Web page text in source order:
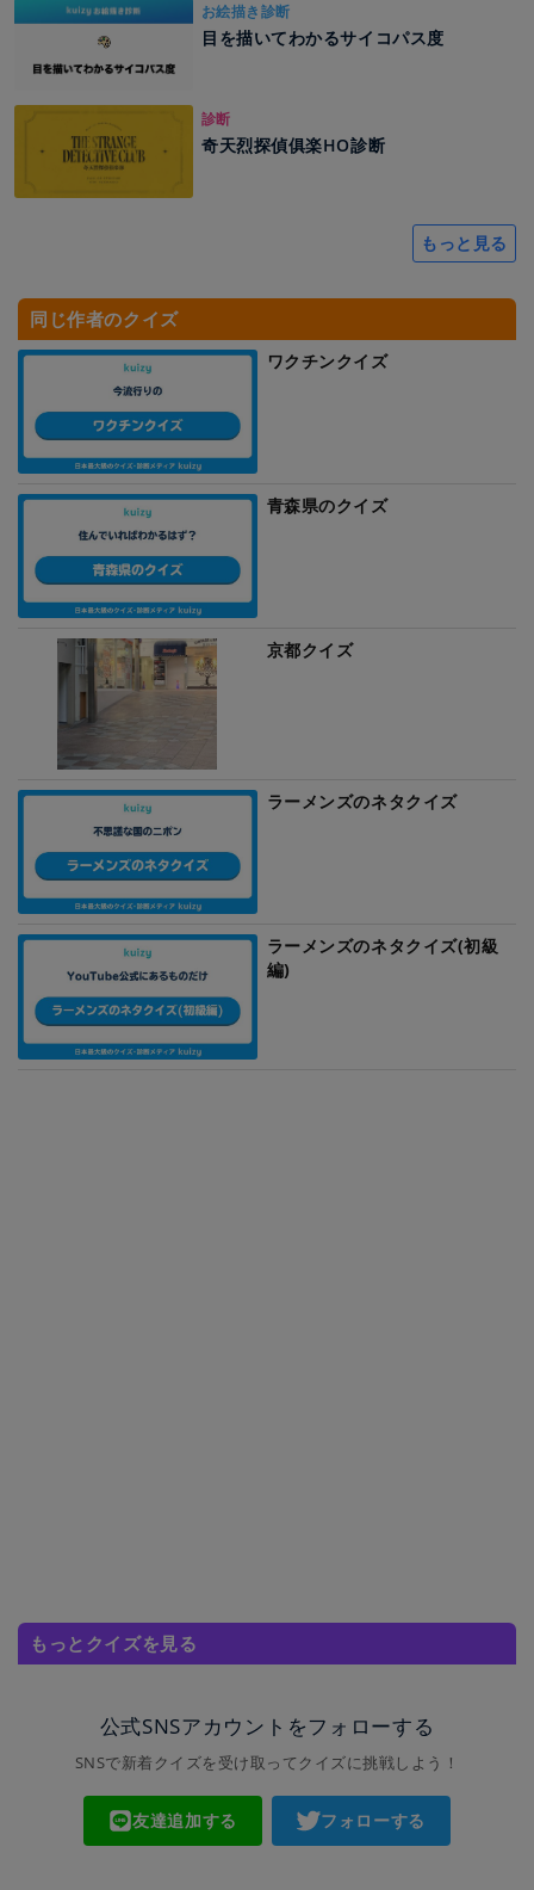
お絵描き診断
目を描いてわかるサイコパス度
診断
奇天烈探偵俱楽HO診断
もっと見る
同じ作者のクイズ
ワクチンクイズ
青森県のクイズ
京都クイズ
ラーメンズのネタクイズ
ラーメンズのネタクイズ(初級
編)
もっとクイズを見る
公式SNSアカウントをフォローする
SNSで新着クイズを受け取ってクイズに挑戦しよう！
友達追加する フォローする